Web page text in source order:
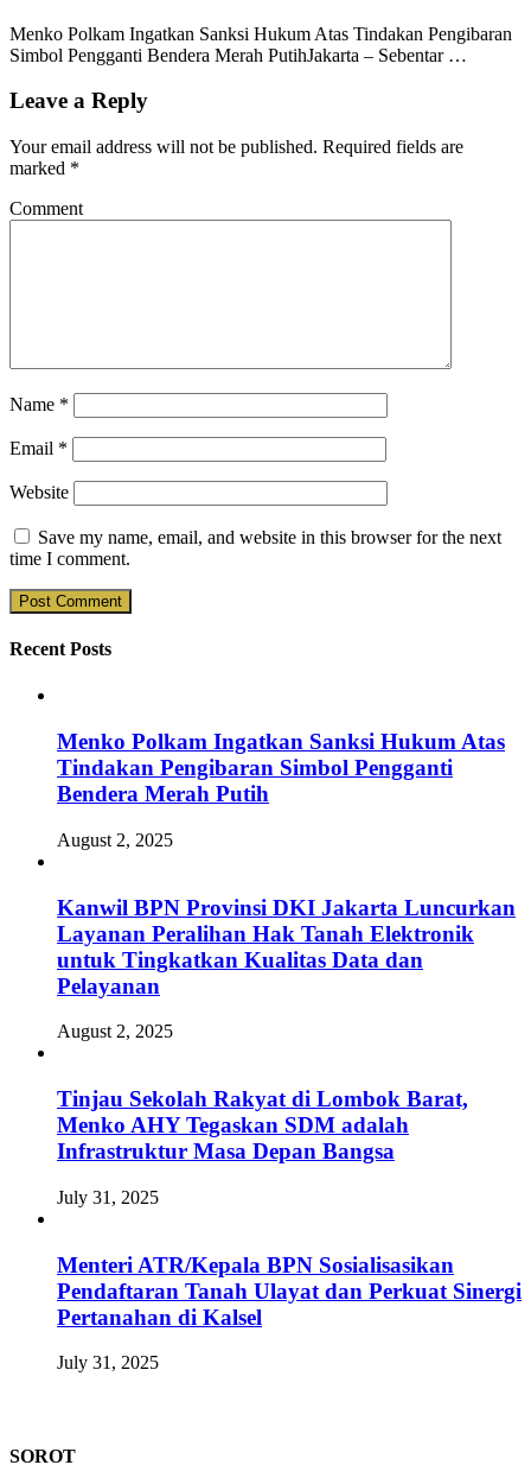
Menko Polkam Ingatkan Sanksi Hukum Atas Tindakan Pengibaran
Simbol Pengganti Bendera Merah PutihJakarta – Sebentar …
Leave a Reply
Your email address will not be published. Required fields are
marked *
Comment
Name *
Email *
Website
Save my name, email, and website in this browser for the next
time I comment.
Recent Posts
Menko Polkam Ingatkan Sanksi Hukum Atas
Tindakan Pengibaran Simbol Pengganti
Bendera Merah Putih
August 2, 2025
Kanwil BPN Provinsi DKI Jakarta Luncurkan
Layanan Peralihan Hak Tanah Elektronik
untuk Tingkatkan Kualitas Data dan
Pelayanan
August 2, 2025
Tinjau Sekolah Rakyat di Lombok Barat,
Menko AHY Tegaskan SDM adalah
Infrastruktur Masa Depan Bangsa
July 31, 2025
Menteri ATR/Kepala BPN Sosialisasikan
Pendaftaran Tanah Ulayat dan Perkuat Sinergi
Pertanahan di Kalsel
July 31, 2025
SOROT